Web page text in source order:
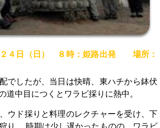
４日（日） ８時：姫路出発 場所：
でしたが、当日は快晴、東ハチから鉢伏
道中目につくとワラビ採りに熱中。
ウド採りと料理のレクチャーを受け、下
り。 時期は少し遅かったものの、ワラビ